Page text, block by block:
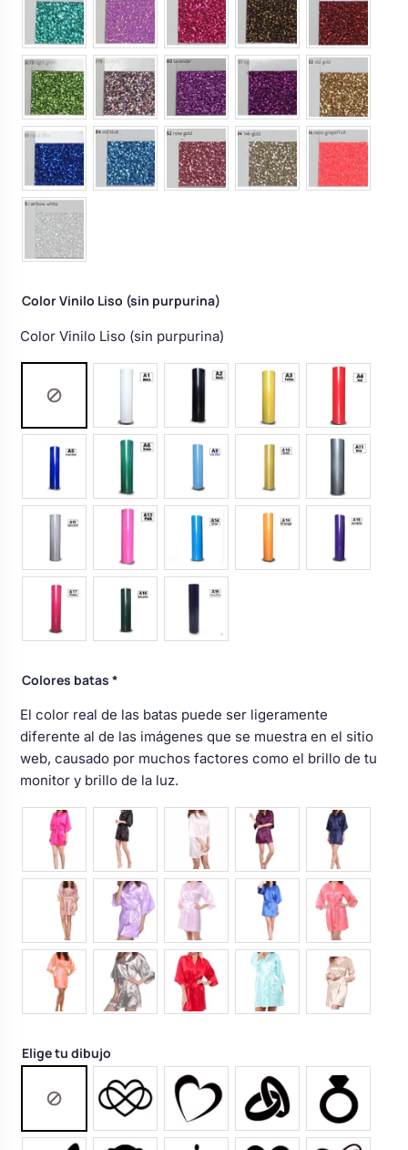
Color Vinilo Liso (sin purpurina)
Color Vinilo Liso (sin purpurina)
Colores batas *
El color real de las batas puede ser ligeramente
diferente al de las imágenes que se muestra en el sitio
web, causado por muchos factores como el brillo de tu
monitor y brillo de la luz.
Elige tu dibujo